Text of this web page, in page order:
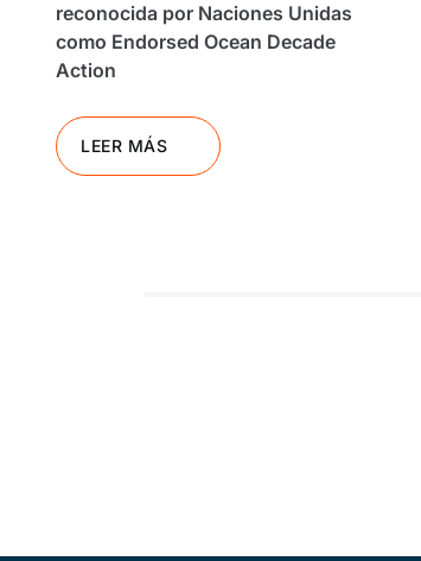
reconocida por Naciones Unidas
como Endorsed Ocean Decade
Action
LEER MÁS